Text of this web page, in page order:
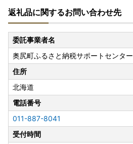
返礼品に関するお問い合わせ先
委託事業者名
奥尻町ふるさと納税サポートセンター
住所
北海道
電話番号
011-887-8041
受付時間